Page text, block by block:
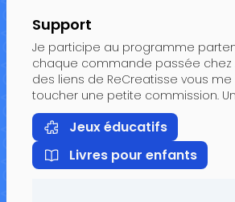
Support
Je participe au programme
chaque commande passée chez
des liens de ReCreatisse vous
toucher une petite commission.
Jeux éducatifs
Livres pour enfants